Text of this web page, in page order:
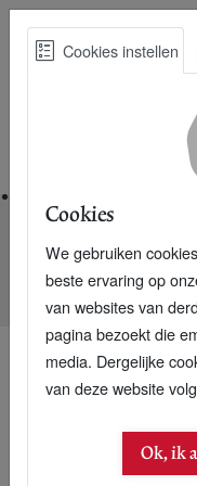
Skip
Best Practices voor een
Nieuwsarchief
MVO Nederland op
25 november
MVO
Cookies instellen
Cookies
We gebruiken
beste ervaring op
van websites van
pagina bezoekt die
media. Dergelijke
van deze website
Ok, ik